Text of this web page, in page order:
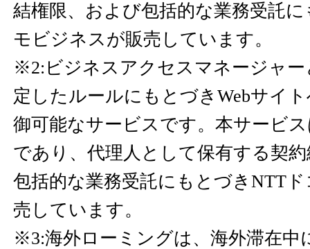
結権限、および包括的な業務受託
モビジネスが販売しています。
※2:ビジネスアクセスマネージャー
定したルールにもとづきWebサイ
御可能なサービスです。本サービ
であり、代理人として保有する契
包括的な業務受託にもとづきNTT
売しています。
※3:海外ローミングは、海外滞在中